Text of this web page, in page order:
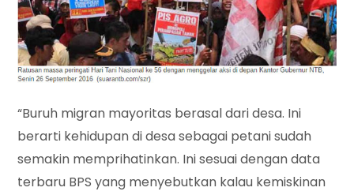
“Buruh migran mayoritas berasal dari desa. Ini
berarti kehidupan di desa sebagai petani sudah
semakin memprihatinkan. Ini sesuai dengan data
terbaru BPS yang menyebutkan kalau kemiskinan